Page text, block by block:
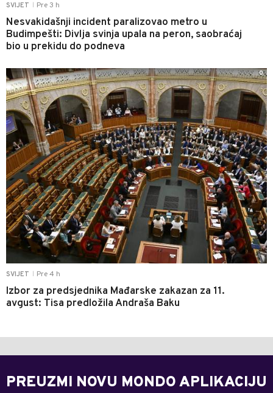
SVIJET Pre 3 h
Nesvakidašnji incident paralizovao metro u
Budimpešti: Divlja svinja upala na peron, saobraćaj
bio u prekidu do podneva
SVIJET Pre 4 h
Izbor za predsjednika Mađarske zakazan za 11.
avgust: Tisa predložila Andraša Baku
0
PREUZMI NOVU MONDO APLIKACIJU